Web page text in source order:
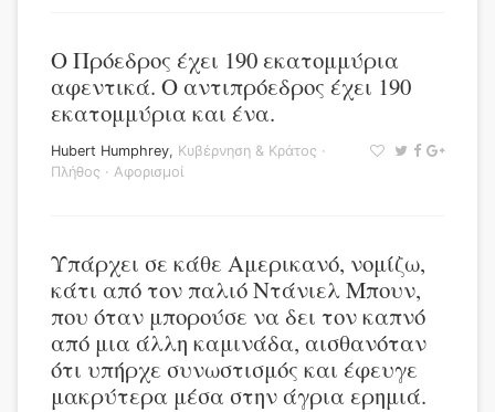
Ο Πρόεδρος έχει 190 εκατομμύρια
αφεντικά. Ο αντιπρόεδρος έχει 190
εκατομμύρια και ένα.
Hubert Humphrey, Κυβέρνηση & Κράτος ·
Πλήθος · Αφορισμοί
Υπάρχει σε κάθε Αμερικανό, νομίζω,
κάτι από τον παλιό Ντάνιελ Μπουν,
που όταν μπορούσε να δει τον καπνό
από μια άλλη καμινάδα, αισθανόταν
ότι υπήρχε συνωστισμός και έφευγε
μακρύτερα μέσα στην άγρια ερημιά.